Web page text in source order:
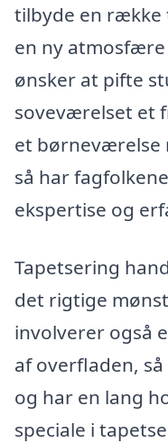
tilbyde en række
en ny
ønsker at pifte
soveværelset et
et børneværelse
så har
ekspertise og
Tapetsering
det rigtige
involverer også
af overfladen,
og har en lang
speciale i